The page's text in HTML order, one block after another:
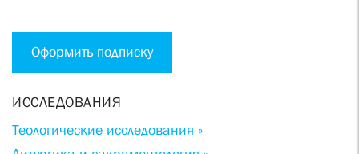
Оформить подписку
ИССЛЕДОВАНИЯ
Теологические исследования »